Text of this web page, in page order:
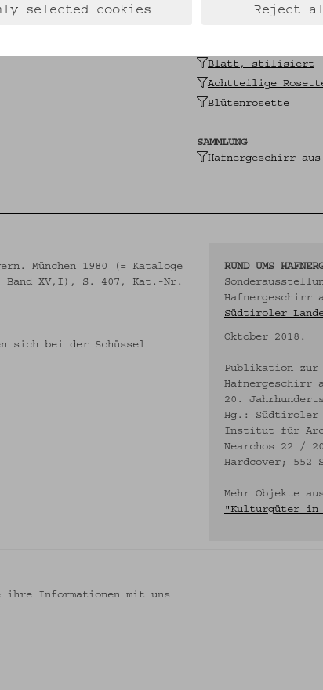
Wellenlinie
Blatt, stilisiert
Achtteilige
Blütenrosette
SAMMLUNG
Hafnergeschirr
München 1980 (= Kataloge
Band XV,I), S. 407, Kat.-Nr.
sich bei der Schüssel
RUND UMS
Hafnergeschirr
Südtiroler
Oktober 2018.
Publikation zur
Hafnergeschirr
20.
Hg.: Südtiroler
Institut für
Nearchos 22 /
Hardcover;
Mehr Objekte
"Kulturgüter in
ihre Informationen mit uns
selected cookies Reject